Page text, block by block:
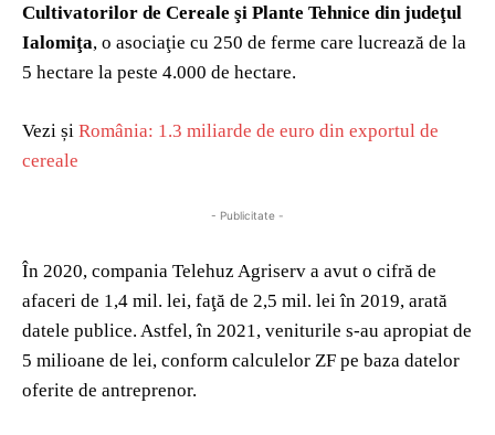
Cultivato­rilor de Cereale şi Plante Tehnice din judeţul
Ialomiţa, o asociaţie cu 250 de ferme care lucrează de la
5 hectare la peste 4.000 de hectare.
Vezi și România: 1.3 miliarde de euro din exportul de
cereale
- Publicitate -
În 2020, compania Telehuz Agriserv a avut o cifră de
afaceri de 1,4 mil. lei, faţă de 2,5 mi­l. lei în 2019, arată
datele publice. Astfel, în 2021, veniturile s-au apropiat de
5 milioane de lei, conform calculelor ZF pe baza datelor
oferite de antreprenor.